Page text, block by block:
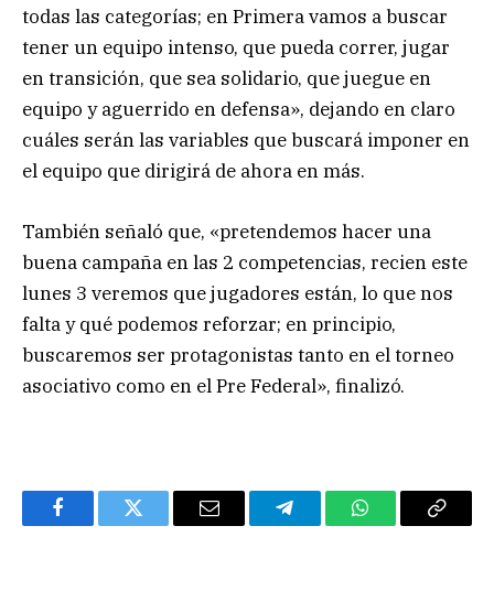
todas las categorías; en Primera vamos a buscar
tener un equipo intenso, que pueda correr, jugar
en transición, que sea solidario, que juegue en
equipo y aguerrido en defensa», dejando en claro
cuáles serán las variables que buscará imponer en
el equipo que dirigirá de ahora en más.
También señaló que, «pretendemos hacer una
buena campaña en las 2 competencias, recien este
lunes 3 veremos que jugadores están, lo que nos
falta y qué podemos reforzar; en principio,
buscaremos ser protagonistas tanto en el torneo
asociativo como en el Pre Federal», finalizó.
FacebookTwitter Email TelegramWhatsAppCopy